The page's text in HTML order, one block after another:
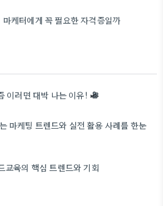
케터에게 꼭 필요한 자격증일까
이러면 대박 나는 이유!
마케팅 트렌드와 실전 활용 사례를 한눈
육의 핵심 트렌드와 기회